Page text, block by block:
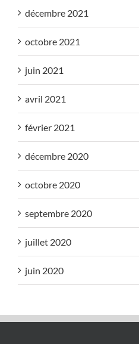
décembre 2021
octobre 2021
juin 2021
avril 2021
février 2021
décembre 2020
octobre 2020
septembre 2020
juillet 2020
juin 2020